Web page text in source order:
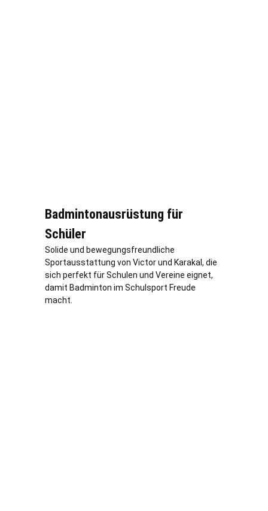
Badmintonausrüstung für
Schüler
Solide und bewegungsfreundliche
Sportausstattung von Victor und Karakal, die
sich perfekt für Schulen und Vereine eignet,
damit Badminton im Schulsport Freude
macht.